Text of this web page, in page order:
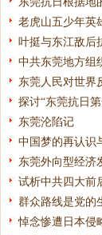
老虎山五少年英
叶挺与东江敌后
中共东莞地方组
东莞人民对世界
探讨“东莞抗日
东莞沦陷记
中国梦的再认识
东莞外向型经济
试析中共四大前
群众路线是党
悼念惨遭日本侵